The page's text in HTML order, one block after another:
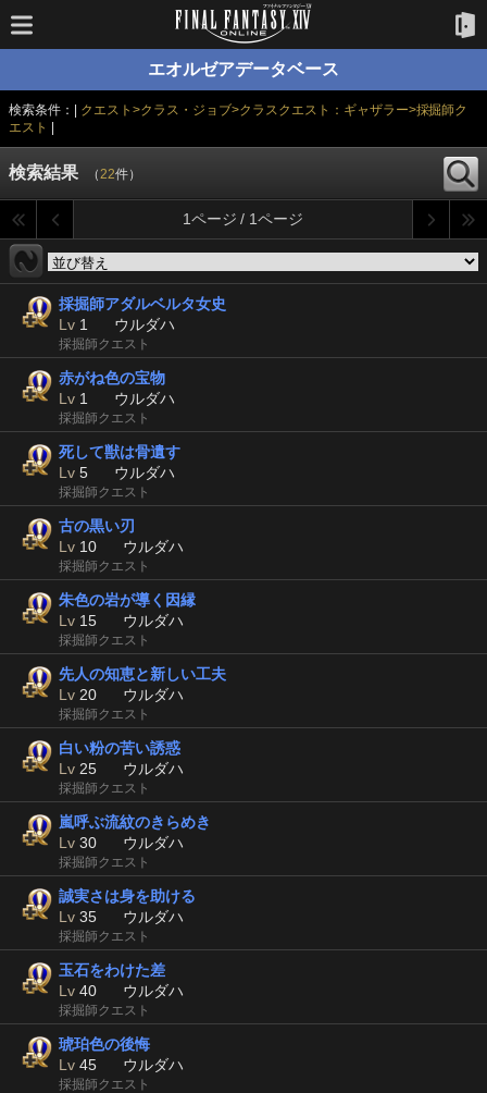
エオルゼアデータベース
検索条件：| クエスト>クラス・ジョブ>クラスクエスト：ギャザラー>採掘師ク
エスト
検索結果 （22件）
1ページ / 1ページ
採掘師アダルベルタ女史
Lv 1 ウルダハ
採掘師クエスト
赤がね色の宝物
Lv 1 ウルダハ
採掘師クエスト
死して獣は骨遺す
Lv 5 ウルダハ
採掘師クエスト
古の黒い刃
Lv 10 ウルダハ
採掘師クエスト
朱色の岩が導く因縁
Lv 15 ウルダハ
採掘師クエスト
先人の知恵と新しい工夫
Lv 20 ウルダハ
採掘師クエスト
白い粉の苦い誘惑
Lv 25 ウルダハ
採掘師クエスト
嵐呼ぶ流紋のきらめき
Lv 30 ウルダハ
採掘師クエスト
誠実さは身を助ける
Lv 35 ウルダハ
採掘師クエスト
玉石をわけた差
Lv 40 ウルダハ
採掘師クエスト
琥珀色の後悔
Lv 45 ウルダハ
採掘師クエスト